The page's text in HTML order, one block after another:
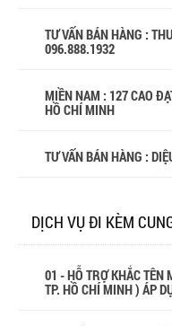
TƯ VẤN BÁN HÀNG :
096.888.1932
MIỀN NAM : 127 CAO
HỒ CHÍ MINH
TƯ VẤN BÁN HÀNG :
DỊCH VỤ ĐI KÈM
01 - HỖ TRỢ KHẮC TÊN
TP. HỒ CHÍ MINH ) ÁP